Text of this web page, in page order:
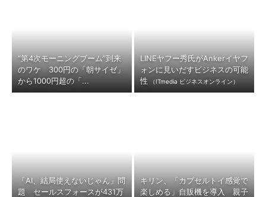
“第4次モーニングブーム”到来
のワケ 300円の「朝サイゼ」
から1000円超の「...
LINEヤフー秀氏がAnkerイヤフ
ォンに見いだすビジネスの可能
性
（ITmedia ビジネスオンライン）
「AI、結局使えないじゃん」問
題 セールスフォースが431万
キリン、「カプセルトイ感覚で
楽しめる」自販機を導入 親子